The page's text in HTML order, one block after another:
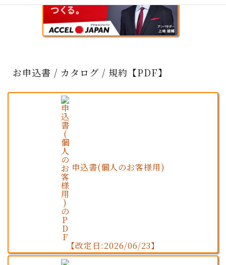
お申込書 / カタログ / 規約【PDF】
申込書(個人のお客様用)
【改定日:2026/06/23】